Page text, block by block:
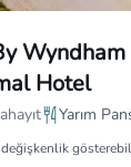
Wyndham
Hotel
Yarım